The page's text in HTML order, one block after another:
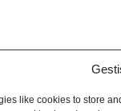
like cookies to store